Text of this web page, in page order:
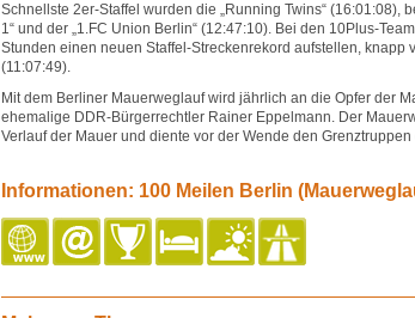
Schnellste 2er-Staffel wurden die „Running Twins“ (16:01:08),
1“ und der „1.FC Union Berlin“ (12:47:10). Bei den 10Plus-
Stunden einen neuen Staffel-Streckenrekord aufstellen, knapp
(11:07:49).
Mit dem Berliner Mauerweglauf wird jährlich an die Opfer der
ehemalige DDR-Bürgerrechtler Rainer Eppelmann. Der
Verlauf der Mauer und diente vor der Wende den
Informationen: 100 Meilen Berlin